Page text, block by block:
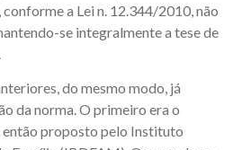
conforme a Lei n. 12.344/2010, não
se integralmente a tese de
do mesmo modo, já
da norma. O primeiro era o
então proposto pelo Instituto